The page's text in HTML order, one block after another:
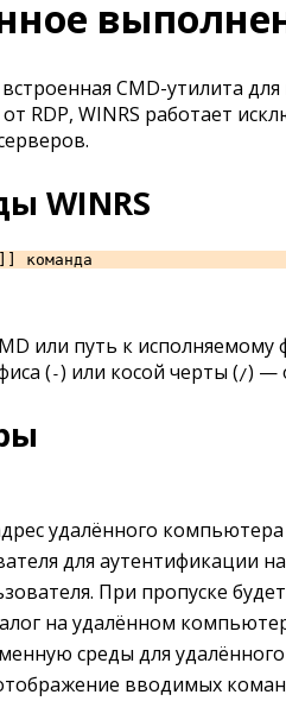
CMD-утилита
RDP, WINRS работает
WINRS
или путь к исполняемому
(-) или косой черты (/) —
удалённого
для аутентификации
При пропуске
на удалённом
среды для
вводимых